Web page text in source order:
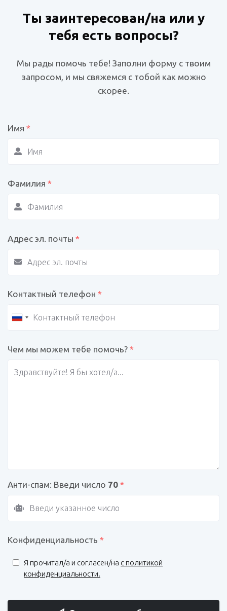
Ты заинтересован/на или у
тебя есть вопросы?
Мы рады помочь тебе! Заполни форму с твоим
запросом, и мы свяжемся с тобой как можно
скорее.
Имя *
Фамилия *
Адрес эл. почты *
Контактный телефон *
Чем мы можем тебе помочь? *
Анти-спам: Введи число 70 *
Конфиденциальность *
Я прочитал/a и согласен/на с политикой
конфиденциальности.